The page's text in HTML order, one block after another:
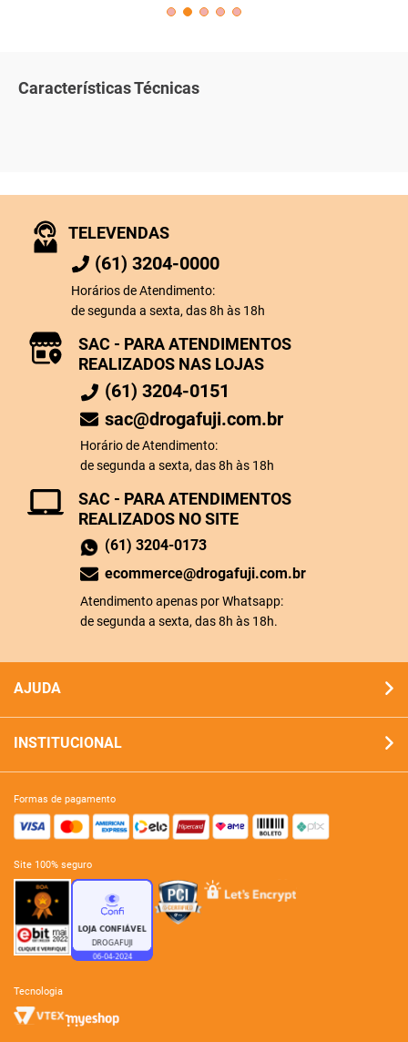
Características Técnicas
TELEVENDAS
(61) 3204-0000
Horários de Atendimento:
de segunda a sexta, das 8h às 18h
SAC - PARA ATENDIMENTOS
REALIZADOS NO SITE
(61) 3204-0173
ecommerce@drogafuji.com.br
Atendimento apenas por Whatsapp:
de segunda a sexta, das 8h às 18h.
SAC - PARA ATENDIMENTOS
REALIZADOS NAS LOJAS
(61) 3204-0151
sac@drogafuji.com.br
Horário de Atendimento:
de segunda a sexta, das 8h às 18h
AJUDA
INSTITUCIONAL
formas de pagamento
site 100% seguro
tecnologia